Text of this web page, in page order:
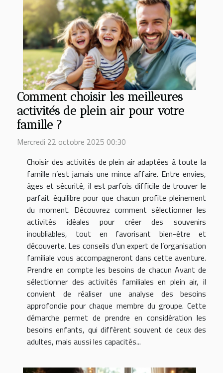
Comment choisir les meilleures
activités de plein air pour votre
famille ?
Mercredi 22 octobre 2025 00:30
Choisir des activités de plein air adaptées à toute la
famille n’est jamais une mince affaire. Entre envies,
âges et sécurité, il est parfois difficile de trouver le
parfait équilibre pour que chacun profite pleinement
du moment. Découvrez comment sélectionner les
activités idéales pour créer des souvenirs
inoubliables, tout en favorisant bien-être et
découverte. Les conseils d’un expert de l’organisation
familiale vous accompagneront dans cette aventure.
Prendre en compte les besoins de chacun Avant de
sélectionner des activités familiales en plein air, il
convient de réaliser une analyse des besoins
approfondie pour chaque membre du groupe. Cette
démarche permet de prendre en considération les
besoins enfants, qui diffèrent souvent de ceux des
adultes, mais aussi les capacités...